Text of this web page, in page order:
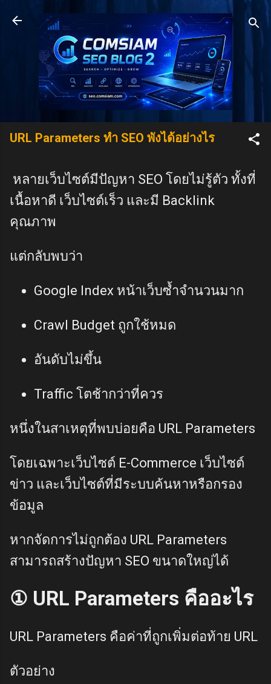
Skip to main content
URL Parameters ทำ SEO พังได้อย่างไร
หลายเว็บไซต์มีปัญหา SEO โดยไม่รู้ตัว ทั้งที่
เนื้อหาดี เว็บไซต์เร็ว และมี Backlink
คุณภาพ
แต่กลับพบว่า
Google Index หน้าเว็บซ้ำจำนวนมาก
Crawl Budget ถูกใช้หมด
อันดับไม่ขึ้น
Traffic โตช้ากว่าที่ควร
หนึ่งในสาเหตุที่พบบ่อยคือ URL Parameters
โดยเฉพาะเว็บไซต์ E-Commerce เว็บไซต์
ข่าว และเว็บไซต์ที่มีระบบค้นหาหรือกรอง
ข้อมูล
หากจัดการไม่ถูกต้อง URL Parameters
สามารถสร้างปัญหา SEO ขนาดใหญ่ได้
① URL Parameters คืออะไร
URL Parameters คือค่าที่ถูกเพิ่มต่อท้าย URL
ตัวอย่าง